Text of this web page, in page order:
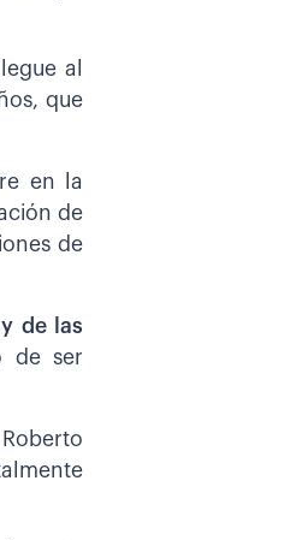
al
que
en la
de
de
de las
de ser